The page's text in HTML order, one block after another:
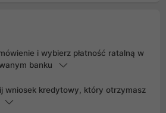
i wybierz płatność ratalną w
banku
wniosek kredytowy, który otrzymasz